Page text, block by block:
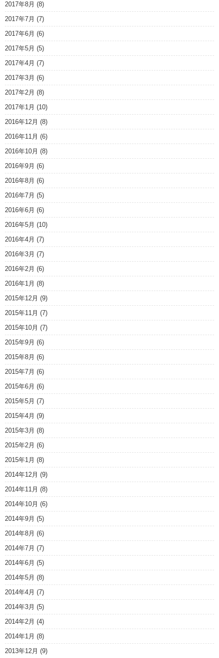
2017年8月 (8)
2017年7月 (7)
2017年6月 (6)
2017年5月 (5)
2017年4月 (7)
2017年3月 (6)
2017年2月 (8)
2017年1月 (10)
2016年12月 (8)
2016年11月 (6)
2016年10月 (8)
2016年9月 (6)
2016年8月 (6)
2016年7月 (5)
2016年6月 (6)
2016年5月 (10)
2016年4月 (7)
2016年3月 (7)
2016年2月 (6)
2016年1月 (8)
2015年12月 (9)
2015年11月 (7)
2015年10月 (7)
2015年9月 (6)
2015年8月 (6)
2015年7月 (6)
2015年6月 (6)
2015年5月 (7)
2015年4月 (9)
2015年3月 (8)
2015年2月 (6)
2015年1月 (8)
2014年12月 (9)
2014年11月 (8)
2014年10月 (6)
2014年9月 (5)
2014年8月 (6)
2014年7月 (7)
2014年6月 (5)
2014年5月 (8)
2014年4月 (7)
2014年3月 (5)
2014年2月 (4)
2014年1月 (8)
2013年12月 (9)